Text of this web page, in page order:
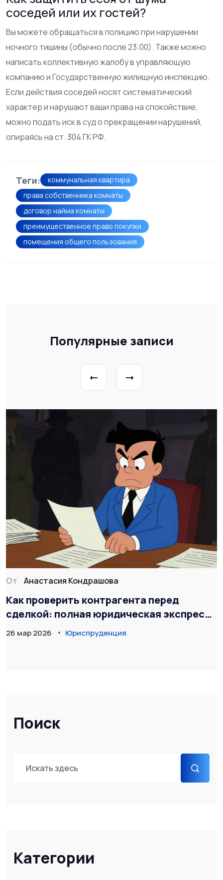
Поиск
Категории
соседей или их гостей?
Вы можете обращаться в полицию при нарушении
ночного тишины (обычно после 23:00). Также можно
написать коллективную жалобу в управляющую
компанию и Государственную жилищную инспекцию.
Если действия соседей носят систематический
характер и нарушают ваши права на спокойствие,
можно подать иск в суд о прекращении нарушений,
опираясь на ст. 304 ГК РФ.
Теги:
коммунальная квартира
права собственника комнаты
договор найма комнаты
преимущественное право покупки
помещения общего пользования
Популярные записи
От Анастасия Кондрашова
Как проверить контрагента перед
сделкой: полная юридическая экспресс-
проверка
26 мар 2026 Юриспруденция